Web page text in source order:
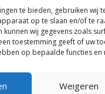
te bieden, gebruiken wij
op te slaan en/of te
kunnen wij gegevens zoals
toestemming geeft of uw
op bepaalde functies en
Weigeren
Sonubaits Pellets
Krill
€3,99